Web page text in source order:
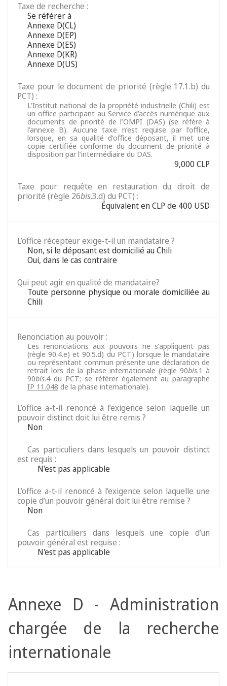
Taxe de recherche :
Se référer à
Annexe D(CL)
Annexe D(EP)
Annexe D(ES)
Annexe D(KR)
Annexe D(US)
Taxe pour le document de priorité (règle 17.1.b) du
PCT) :
L’Institut national de la propriété industrielle (Chili) est
un office participant au Service d’accès numérique aux
documents de priorité de l’OMPI (DAS) (se référe à
l’annexe B). Aucune taxe n’est requise par l’office,
lorsque, en sa qualité d’office déposant, il met une
copie certifiée conforme du document de priorité à
disposition par l’intermédiaire du DAS.
9,000 CLP
Taxe pour requête en restauration du droit de
priorité (règle 26bis.3.d) du PCT) :
Équivalent en CLP de 400 USD
L’office récepteur exige-t-il un mandataire ?
Non, si le déposant est domicilié au Chili
Oui, dans le cas contraire
Qui peut agir en qualité de mandataire?
Toute personne physique ou morale domiciliée au
Chili
Renonciation au pouvoir :
Les renonciations aux pouvoirs ne s’appliquent pas
(règle 90.4.e) et 90.5.d) du PCT) lorsque le mandataire
ou représentant commun présente une déclaration de
retrait lors de la phase internationale (règle 90bis.1 à
90bis.4 du PCT; se référer également au paragraphe
IP 11.048 de la phase internationale).
L’office a-t-il renoncé à l’exigence selon laquelle un
pouvoir distinct doit lui être remis ?
Non
Cas particuliers dans lesquels un pouvoir distinct
est requis :
N'est pas applicable
L’office a-t-il renoncé à l’exigence selon laquelle une
copie d’un pouvoir général doit lui être remise ?
Non
Cas particuliers dans lesquels une copie d’un
pouvoir général est requise :
N'est pas applicable
Annexe D - Administration
chargée de la recherche
internationale